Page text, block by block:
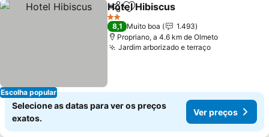
Escolha popular
PartilharAdicionar aos favoritos
Hotel Hibiscus
2 Estrelas
8,1 Muito boa
1.493
Propriano, a 4.6 km de Olmeto
Jardim arborizado e terraço
Selecione as datas para ver os preços
exatos.
Ver preços